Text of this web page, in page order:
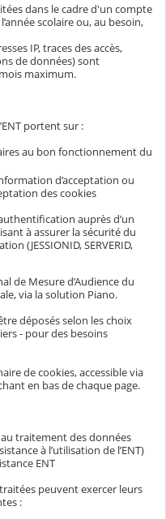
dans le cadre d'un compte
scolaire ou, au besoin,
IP, traces des accès,
de données) sont
maximum.
portent sur :
au bon fonctionnement du
d’acceptation ou
des cookies
auprès d’un
à assurer la sécurité du
(JESSIONID, SERVERID,
de Mesure d’Audience du
via la solution Piano.
déposés selon les choix
- pour des besoins
de cookies, accessible via
en bas de chaque page.
traitement des données
à l’utilisation de l’ENT)
ENT
peuvent exercer leurs
: